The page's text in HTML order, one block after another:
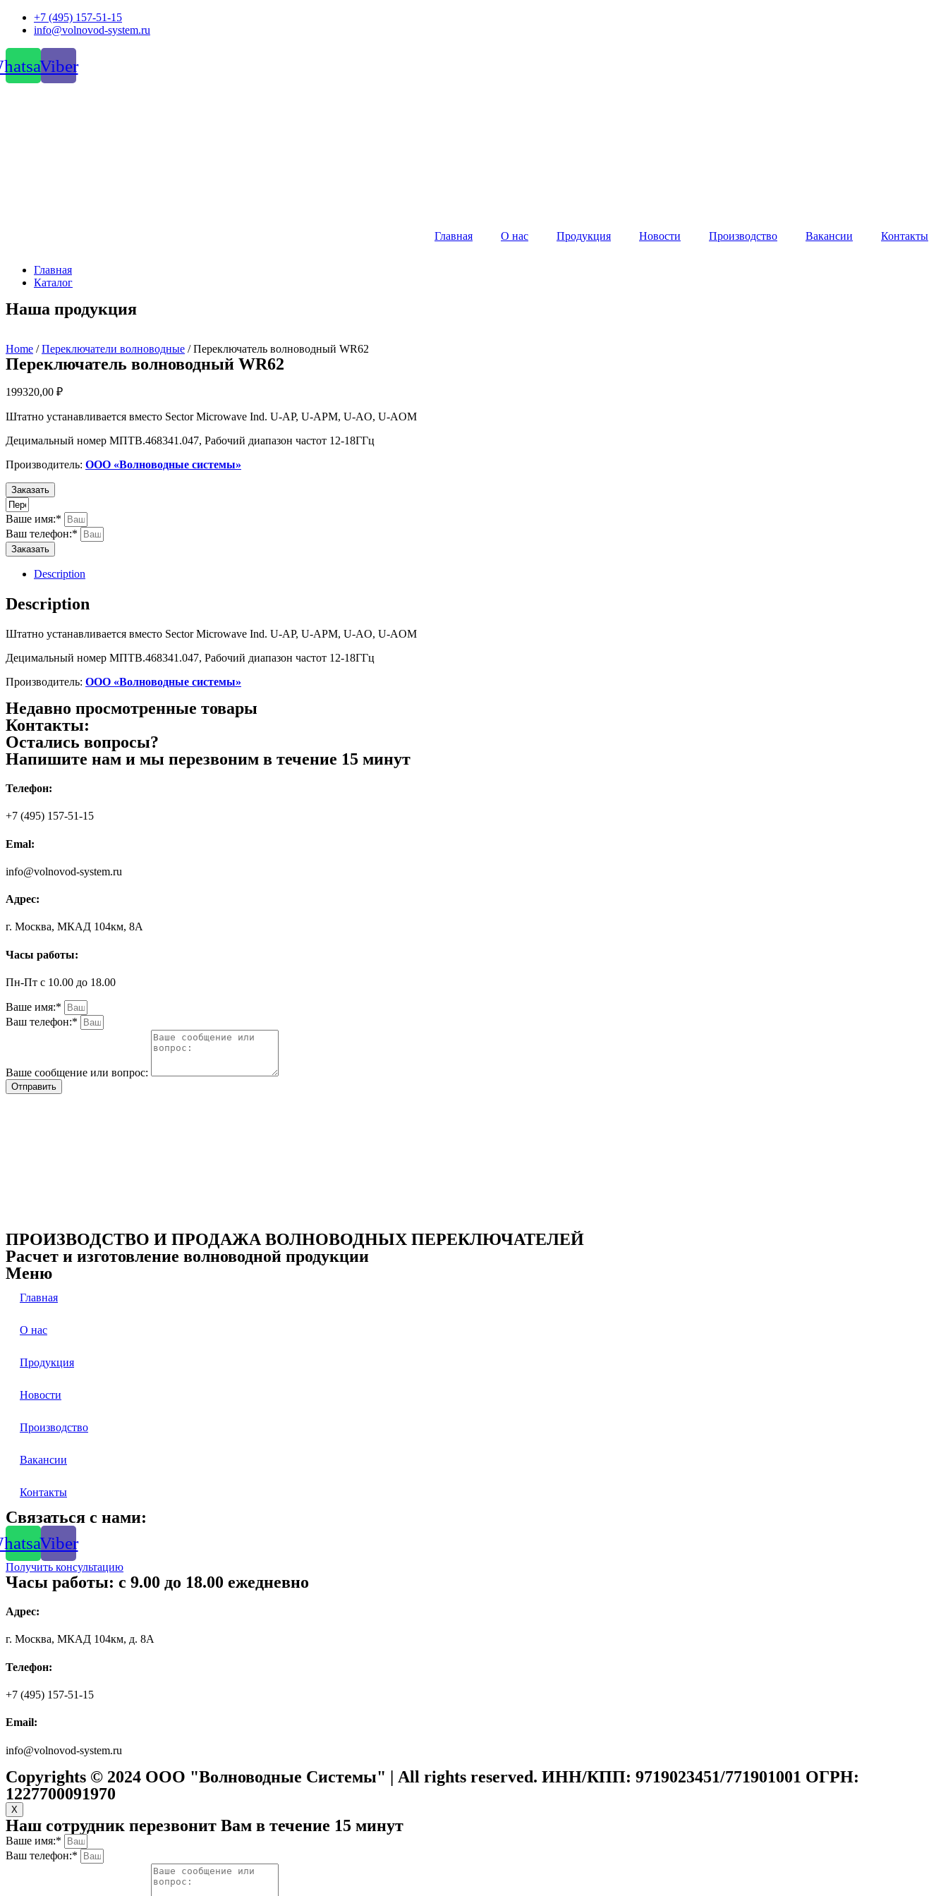
Перейти+7 (495) 157-51-15
info@volnovod-system.ru
Viber
Главная О нас Продукция Новости Производство Вакансии Контакты
Главная
Каталог
Наша продукция
Home /Переключатели волноводные / Переключатель волноводный WR62
Переключатель волноводный WR62
199320,00 ₽
Штатно устанавливается вместо Sector Microwave Ind. U-AP, U-APM, U-AO, U-AOM
Децимальный номер МПТВ.468341.047, Рабочий диапазон частот 12-18ГГц
Производитель: ООО «Волноводные системы»
Заказать
Ваше имя:*
Ваш телефон:*
Заказать
Description
Description
Штатно устанавливается вместо Sector Microwave Ind. U-AP, U-APM, U-AO, U-AOM
Децимальный номер МПТВ.468341.047, Рабочий диапазон частот 12-18ГГц
Производитель: ООО «Волноводные системы»
Недавно просмотренные товары
Контакты:
Остались вопросы?
Напишите нам и мы перезвоним в течение 15 минут
Телефон:
+7 (495) 157-51-15
Emal:
info@volnovod-system.ru
Адрес:
г. Москва, МКАД 104км, 8А
Часы работы:
Пн-Пт с 10.00 до 18.00
Ваше имя:*
Ваш телефон:*
Ваше сообщение или вопрос:
Отправить
ПРОИЗВОДСТВО И ПРОДАЖА ВОЛНОВОДНЫХ ПЕРЕКЛЮЧАТЕЛЕЙ
Расчет и изготовление волноводной продукции
Меню
Главная
О нас
Продукция
Новости
Производство
Вакансии
Контакты
Связаться с нами:
Viber
Получить консультацию
Часы работы: с 9.00 до 18.00 ежедневно
Адрес:
г. Москва, МКАД 104км, д. 8А
Телефон:
+7 (495) 157-51-15
Email:
info@volnovod-system.ru
Copyrights © 2024 ООО "Волноводные Системы" | All rights reserved. ИНН/КПП: 9719023451/771901001 ОГРН:
1227700091970
X
Наш сотрудник перезвонит Вам в течение 15 минут
Ваше имя:*
Ваш телефон:*